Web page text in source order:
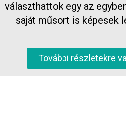
választhattok egy az
saját műsort is képesek
További részletekre